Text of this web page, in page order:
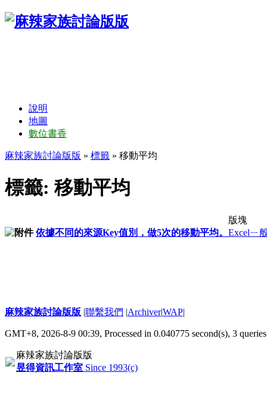
說明
地圖
數位書香
麻辣家族討論版版 » 標籤 » 移動平均
標籤: 移動平均
版塊
依據不同的來源Key值別，做5次的移動平均。 Excelㄧ
麻辣家族討論版版 |聯繫我們 |Archiver|WAP|
GMT+8, 2026-8-9 00:39, Processed in 0.040775 second(s), 3
麻辣家族討論版版
昱得資訊工作室 Since 1993(c)